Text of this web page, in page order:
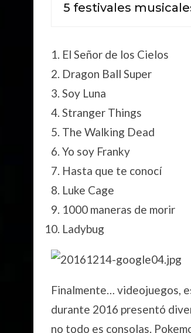
5 festivales
El Señor de los Cielos
Dragon Ball Super
Soy Luna
Stranger Things
The Walking Dead
Yo soy Franky
Hasta que te conocí
Luke Cage
1000 maneras de morir
Ladybug
Finalmente… videojuegos,
durante 2016 presentó
no todo es consolas.